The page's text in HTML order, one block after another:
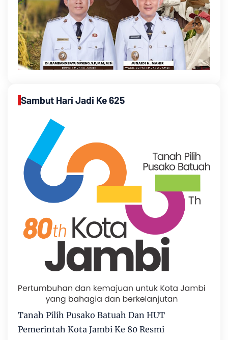
Sambut Hari Jadi Ke 625
Tanah Pilih Pusako Batuah Dan HUT
Pemerintah Kota Jambi Ke 80 Resmi